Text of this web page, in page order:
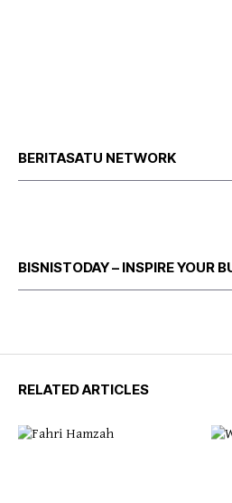
BERITASATU NETWORK
BISNISTODAY – INSPIRE YOUR
RELATED ARTICLES